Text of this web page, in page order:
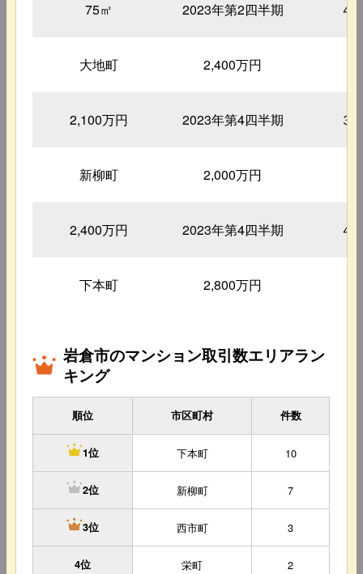
75㎡ 2023年第2四半期 ４
大地町 2,400万円
2,100万円 2023年第4四半期 ３
新柳町 2,000万円
2,400万円 2023年第4四半期 ４
下本町 2,800万円
岩倉市のマンション取引数エリアラン
キング
順位 市区町村 件数
1位 下本町 10
2位 新柳町 7
3位 西市町 3
4位 栄町 2